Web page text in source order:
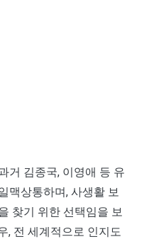
거 김종국, 이영애 등 유
맥상통하며, 사생활 보
찾기 위한 선택임을 보
, 전 세계적으로 인지도